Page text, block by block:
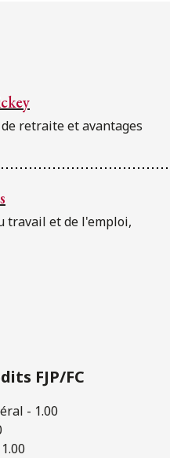
de retraite et avantages
travail et de l'emploi,
FJP/FC
- 1.00